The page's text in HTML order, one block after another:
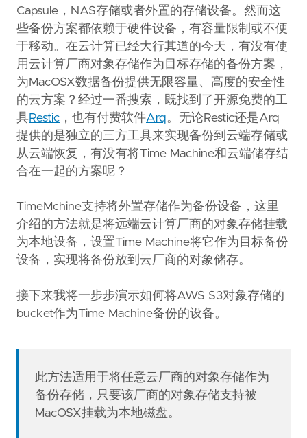
Capsule，NAS存储或者外置的存储设备。然而这
些备份方案都依赖于硬件设备，有容量限制或不便
于移动。在云计算已经大行其道的今天，有没有使
用云计算厂商对象存储作为目标存储的备份方案，
为MacOSX数据备份提供无限容量、高度的安全性
的云方案？经过一番搜索，既找到了开源免费的工
具Restic ，也有付费软件Arq。无论Restic还是Arq
提供的是独立的三方工具来实现备份到云端存储或
从云端恢复，有没有将Time Machine和云端储存结
合在一起的方案呢？
TimeMchine支持将外置存储作为备份设备，这里
介绍的方法就是将远端云计算厂商的对象存储挂载
为本地设备，设置Time Machine将它作为目标备份
设备，实现将备份放到云厂商的对象储存。
接下来我将一步步演示如何将AWS S3对象存储的
bucket作为Time Machine备份的设备。
此方法适用于将任意云厂商的对象存储作为
备份存储，只要该厂商的对象存储支持被
MacOSX挂载为本地磁盘。